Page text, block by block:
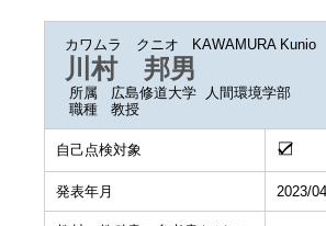
カワムラ クニオ KAWAMURA Kunio
川村 邦男
所属
広島修道大学 人間環境学部
職種
教授
自己点検対象
発表年月 2023/04